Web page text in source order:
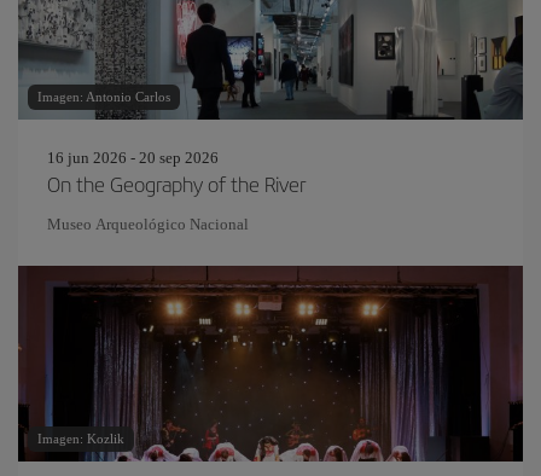
Imagen: Antonio Carlos
16 jun 2026 - 20 sep 2026
On the Geography of the River
Museo Arqueológico Nacional
Imagen: Kozlik